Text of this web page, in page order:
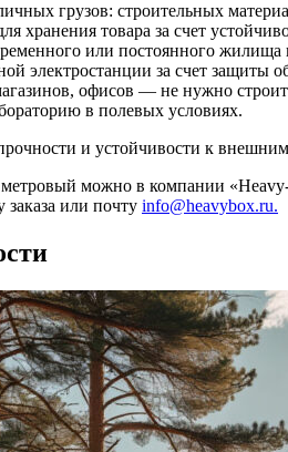
грузов: строительных
хранения товара за счет
или постоянного
электростанции за счет защиты
офисов — не нужно
в полевых условиях.
и устойчивости к
метровый можно в компании
или почту info@heavybox.ru.